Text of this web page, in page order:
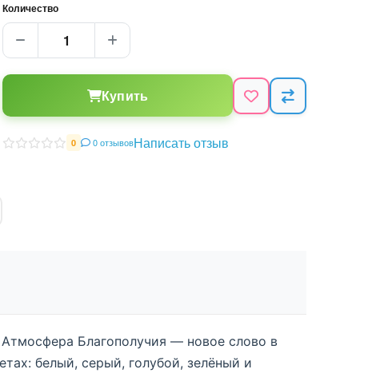
Количество
Купить
0 0 отзывовНаписать отзыв
Благополучия — новое слово в
белый, серый, голубой, зелёный и